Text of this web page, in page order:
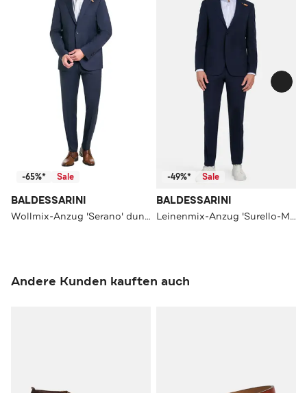
-65%* Sale
BALDESSARINI
Wollmix-Anzug 'Serano' dunkelblau
-49%* Sale
BALDESSARINI
Leinenmix-Anzug 'Surello-Massa' nachtblau
Andere Kunden kauften auch